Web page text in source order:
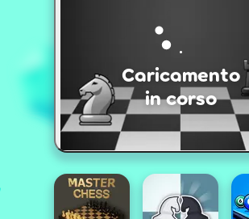
Caricamento
in corso